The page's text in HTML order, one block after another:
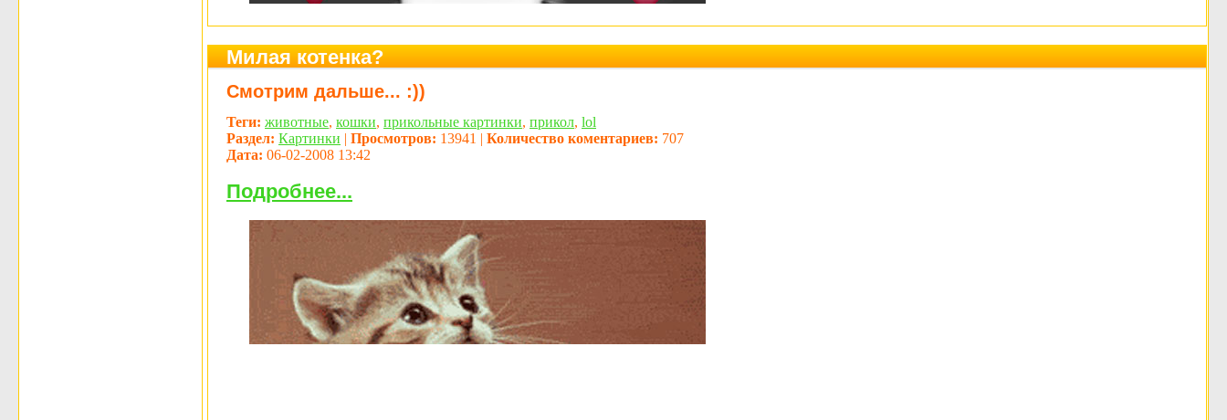
Милая котенка?
Смотрим дальше... :))
Теги: животные, кошки, прикольные картинки, прикол, lol
Раздел: Картинки | Просмотров: 13941 | Количество коментариев: 707
Дата: 06-02-2008 13:42
Подробнее...